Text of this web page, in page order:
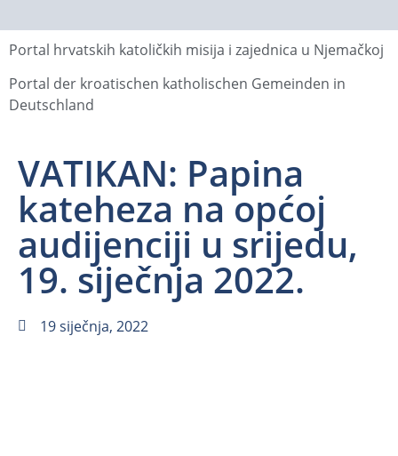
Portal hrvatskih katoličkih misija i zajednica u Njemačkoj
Portal der kroatischen katholischen Gemeinden in
Deutschland
VATIKAN: Papina
kateheza na općoj
audijenciji u srijedu,
19. siječnja 2022.
19 siječnja, 2022